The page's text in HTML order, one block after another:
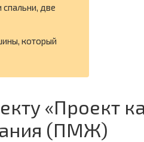
две
который
«Проект
(ПМЖ)